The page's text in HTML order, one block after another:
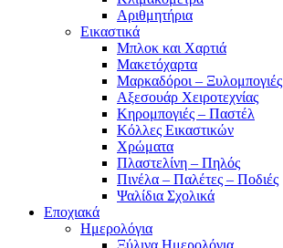
Αριθμητήρια
Εικαστικά
Μπλοκ και Χαρτιά
Μακετόχαρτα
Μαρκαδόροι – Ξυλομπογιές
Αξεσουάρ Χειροτεχνίας
Κηρομπογιές – Παστέλ
Κόλλες Εικαστικών
Χρώματα
Πλαστελίνη – Πηλός
Πινέλα – Παλέτες – Ποδιές
Ψαλίδια Σχολικά
Εποχιακά
Ημερολόγια
Ξύλινα Ημερολόγια